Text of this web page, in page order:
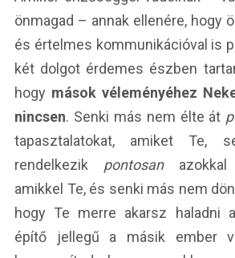
önmagad – annak ellenére, hogy
és értelmes kommunikációval is
két dolgot érdemes észben
hogy mások véleményéhez
nincsen. Senki más nem élte át
tapasztalatokat, amiket Te,
rendelkezik pontosanazokkal
amikkel Te, és senki más nem
hogy Te merre akarsz haladni
építő jellegű a másik ember